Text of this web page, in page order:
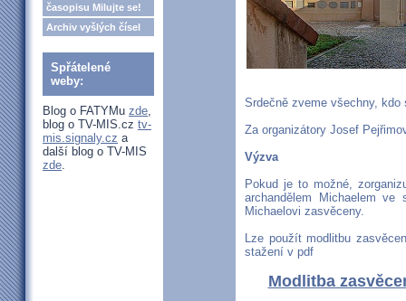
časopisu Milujte se!
Archiv vyšlých čísel
Spřátelené
weby:
Blog o FATYMu zde,
blog o TV-MIS.cz tv-
mis.signaly.cz a
další blog o TV-MIS
zde.
Srdečně zveme všechny, kdo
Za organizátory Josef
Výzva
Pokud je to možné,
archandělem Michaelem
Michaelovi zasvěceny.
Lze použít modlitbu
stažení v pdf
Modlitba